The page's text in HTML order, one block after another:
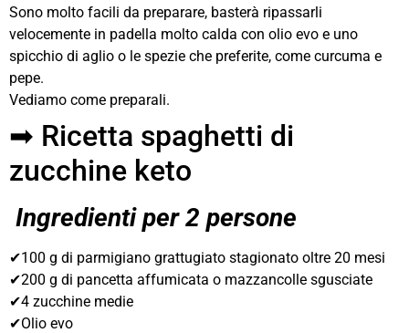
Sono molto facili da preparare, basterà ripassarli
velocemente in padella molto calda con olio evo e uno
spicchio di aglio o le spezie che preferite, come curcuma e
pepe.
Vediamo come preparali.
➡ Ricetta spaghetti di
zucchine keto
Ingredienti per 2 persone
✔100 g di parmigiano grattugiato stagionato oltre 20 mesi
✔200 g di pancetta affumicata o mazzancolle sgusciate
✔4 zucchine medie
✔Olio evo